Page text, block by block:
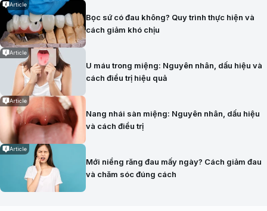
Article
Bọc sứ có đau không? Quy trình thực hiện và
cách giảm khó chịu
Article
U máu trong miệng: Nguyên nhân, dấu hiệu và
cách điều trị hiệu quả
Article
Nang nhái sàn miệng: Nguyên nhân, dấu hiệu
và cách điều trị
Article
Mới niềng răng đau mấy ngày? Cách giảm đau
và chăm sóc đúng cách